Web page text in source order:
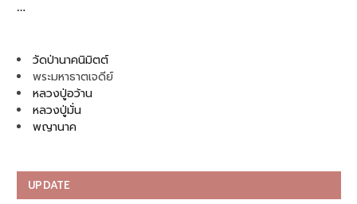
…
วัดป่านาคนิมิตต์
พระมหาธาตเจดีย์
หลวงปู่อว้าน
หลวงปู่มั่น
พญานาค
UPDATE